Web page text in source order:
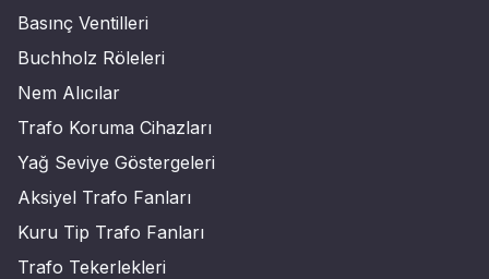
Basınç Ventilleri
Buchholz Röleleri
Nem Alıcılar
Trafo Koruma Cihazları
Yağ Seviye Göstergeleri
Aksiyel Trafo Fanları
Kuru Tip Trafo Fanları
Trafo Tekerlekleri